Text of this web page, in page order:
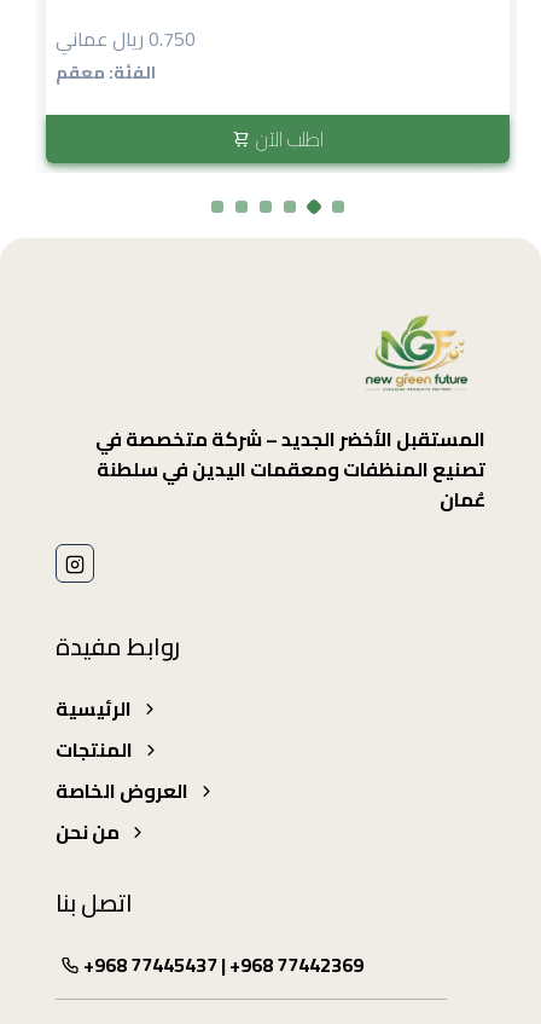
0.750 ريال عماني
الفئة: معقم
اطلب الآن
المستقبل الأخضر الجديد – شركة متخصصة في
تصنيع المنظفات ومعقمات اليدين في سلطنة
عُمان
روابط مفيدة
اتصل بنا
+968 77445437 | +968 77442369